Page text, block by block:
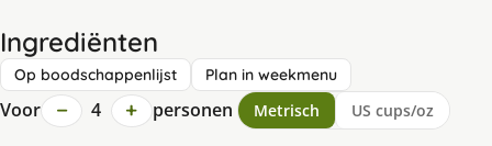
Ingrediënten
Op boodschappenlijst Plan in weekmenu
Voor − 4 + personen Metrisch US cups/oz